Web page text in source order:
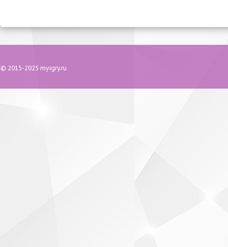
© 2015-2025 myigry.ru